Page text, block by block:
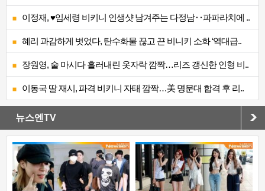
이정재, ♥임세령 비키니 인생샷 남겨주는 다정남‥파파라치에 ..
혜리 과감하게 벗었다, 탄수화물 끊고 끈 비니키 소화 ‘역대급..
장원영, 술 마시다 흘러내린 옷자락 깜짝…리즈 갱신한 인형 비..
이동국 딸 재시, 파격 비키니 자태 깜짝…美 명문대 합격 후 리..
뉴스엔TV